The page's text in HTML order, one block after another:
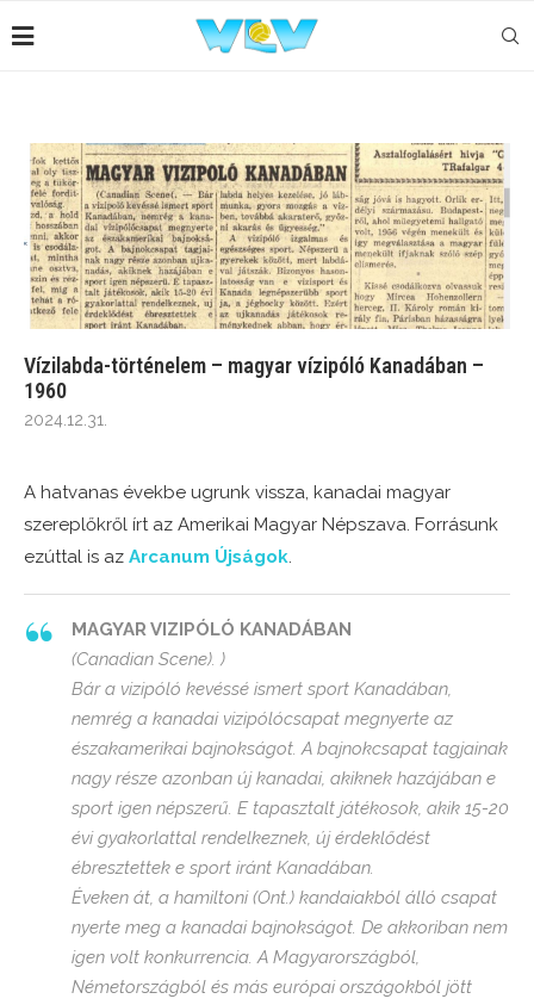
Vízilabda-történelem – magyar vízipóló Kanadában –
1960
2024.12.31.
A hatvanas évekbe ugrunk vissza, kanadai magyar
szereplőkről írt az Amerikai Magyar Népszava. Forrásunk
ezúttal is az Arcanum Újságok.
MAGYARVIZIPÓLÓ KANADÁBAN
(Canadian Scene). )
Bár a vizipóló kevéssé ismert sport Kanadában,
nemrég a kanadai vizipólócsapat megnyerte az
északamerikai bajnokságot. A bajnokcsapat tagjainak
nagy része azonban új kanadai, akiknek hazájában e
sport igen népszerű. E tapasztalt játékosok, akik 15-20
évi gyakorlattal rendelkeznek, új érdeklődést
ébresztettek e sport iránt Kanadában.
Éveken át, a hamiltoni (Ont.) kandaiakból álló csapat
nyerte meg a kanadai bajnokságot. De akkoriban nem
igen volt konkurrencia. A Magyarországból,
Németországból és más európai országokból jött